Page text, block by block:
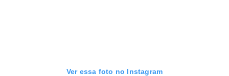
Ver essa foto no Instagram